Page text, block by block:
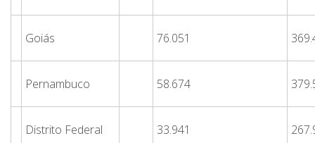
Goiás 76.051
Pernambuco 58.674
Distrito Federal 33.941